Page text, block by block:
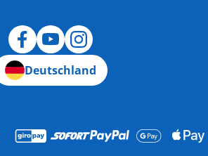
Deutschland